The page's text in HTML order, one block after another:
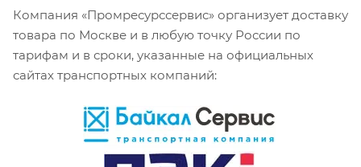
Компания «Промресурссервис» организует доставку
товара по Москве и в любую точку России по
тарифам и в сроки, указанные на официальных
сайтах транспортных компаний: